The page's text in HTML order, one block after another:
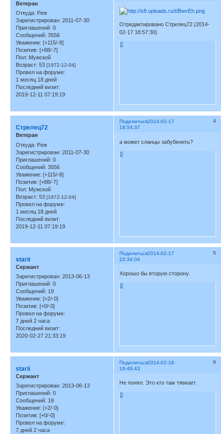
Ветеран
Откуда: Реж
Зарегистрирован: 2011-07-30
Приглашений: 0
Сообщений: 3556
Уважение: [+115/-8]
Позитив: [+88/-7]
Пол: Мужской
Возраст: 53 [1972-12-04]
Провел на форуме:
1 месяц 18 дней
Последний визит:
2019-12-11 07:19:19
Отредактировано Стрелец72 (2014-
02-17 18:57:30)
0
Поделиться 4
2014-02-17
18:54:37
Стрелец72
Ветеран
Откуда: Реж
Зарегистрирован: 2011-07-30
Приглашений: 0
Сообщений: 3556
Уважение: [+115/-8]
Позитив: [+88/-7]
Пол: Мужской
Возраст: 53 [1972-12-04]
Провел на форуме:
1 месяц 18 дней
Последний визит:
2019-12-11 07:19:19
а может сланцы забубенить?
0
Поделиться 5
2014-02-17
23:34:04
starii
Сержант
Зарегистрирован: 2013-06-13
Приглашений: 0
Сообщений: 19
Уважение: [+2/-0]
Позитив: [+0/-0]
Провел на форуме:
7 дней 2 часа
Последний визит:
2020-02-27 21:33:19
Хорошо бы вторую сторону.
0
Поделиться 6
2014-02-18
16:49:43
starii
Сержант
Зарегистрирован: 2013-06-13
Приглашений: 0
Сообщений: 19
Уважение: [+2/-0]
Позитив: [+0/-0]
Провел на форуме:
7 дней 2 часа
Не понял. Это кто там тявкает.
0